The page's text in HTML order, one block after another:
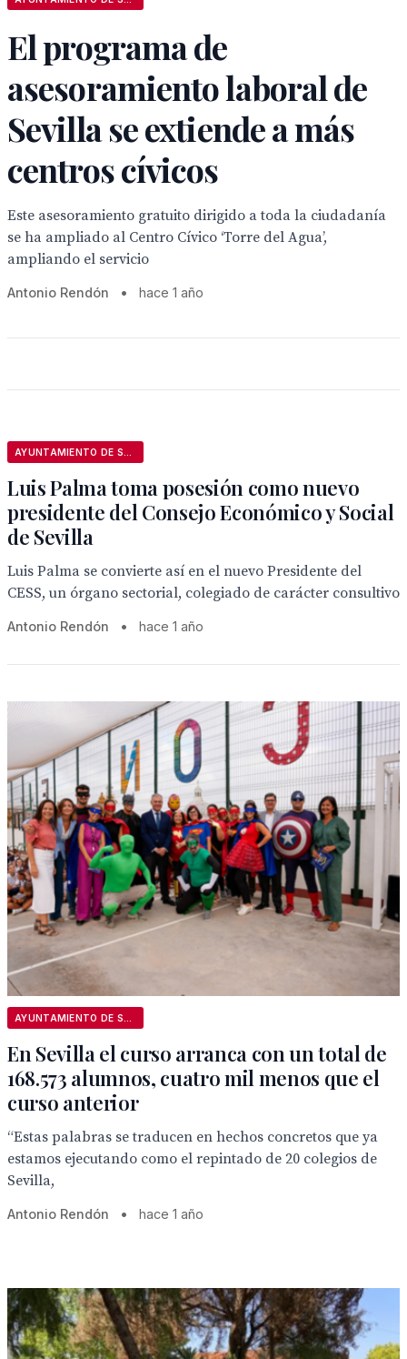
El programa de
asesoramiento laboral de
Sevilla se extiende a más
centros cívicos
Este asesoramiento gratuito dirigido a toda la ciudadanía
se ha ampliado al Centro Cívico ‘Torre del Agua’,
ampliando el servicio
Antonio Rendón • hace 1 año
Luis Palma toma posesión como nuevo
presidente del Consejo Económico y Social
de Sevilla
Luis Palma se convierte así en el nuevo Presidente del
CESS, un órgano sectorial, colegiado de carácter consultivo
Antonio Rendón • hace 1 año
En Sevilla el curso arranca con un total de
168.573 alumnos, cuatro mil menos que el
curso anterior
“Estas palabras se traducen en hechos concretos que ya
estamos ejecutando como el repintado de 20 colegios de
Sevilla,
Antonio Rendón • hace 1 año